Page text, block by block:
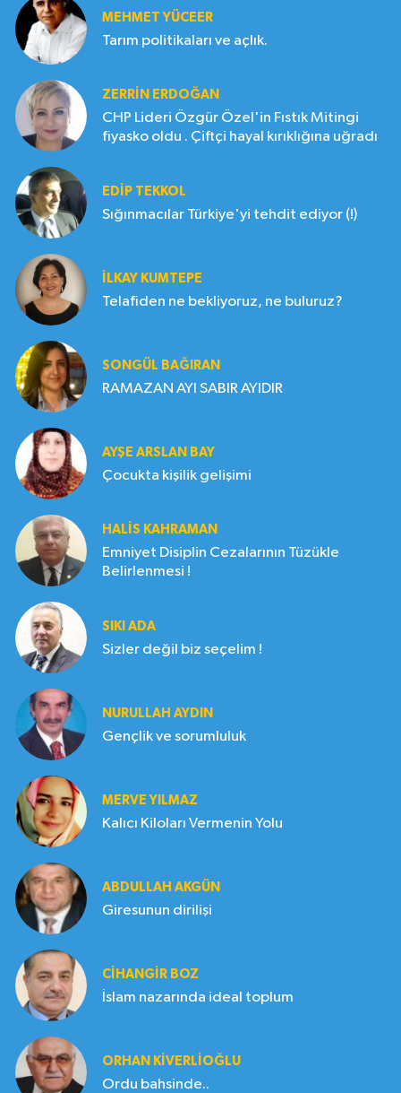
MEHMET YÜCEER
Tarım politikaları ve açlık.
ZERRIN ERDOĞAN
CHP Lideri Özgür Özel'in Fıstık Mitingi
fiyasko oldu . Çiftçi hayal kırıklığına uğradı
EDIP TEKKOL
Sığınmacılar Türkiye'yi tehdit ediyor (!)
İLKAY KUMTEPE
Telafiden ne bekliyoruz, ne buluruz?
SONGÜL BAĞIRAN
RAMAZAN AYI SABIR AYIDIR
AYŞE ARSLAN BAY
Çocukta kişilik gelişimi
HALIS KAHRAMAN
Emniyet Disiplin Cezalarının Tüzükle
Belirlenmesi !
SIKI ADA
Sizler değil biz seçelim !
NURULLAH AYDIN
Gençlik ve sorumluluk
MERVE YILMAZ
Kalıcı Kiloları Vermenin Yolu
ABDULLAH AKGÜN
Giresunun dirilişi
CIHANGIR BOZ
İslam nazarında ideal toplum
ORHAN KIVERLIOĞLU
Ordu bahsinde..